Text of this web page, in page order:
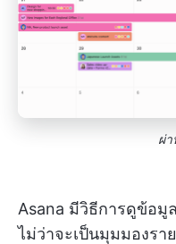
ผ่
Asana มีวิธีการดูข้อมู
ไม่ว่าจะเป็นมุมมองร